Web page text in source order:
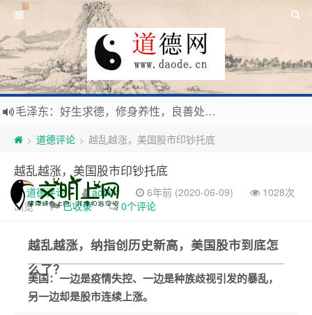
毛泽东：好生求德，修身养性，良善处世，信仰天人合一之大道。
新时代地球村人类命运与共，全球共建更加和平发展美丽和谐的家园，全体共享人类发展成果，共创道行德盛道德王国
> 道德评论 > 越乱越涨，美国股市印钞托底
越乱越涨，美国股市印钞托底
道德评论 admin 6年前 (2020-06-09)
1028次
浏览
已收录 0个评论
越乱越涨，纳指创历史新高，美国股市到底怎
么了？
美国：一边是疫情失控、一边是种族歧视引发的暴乱，
另一边却是股市连续上涨。